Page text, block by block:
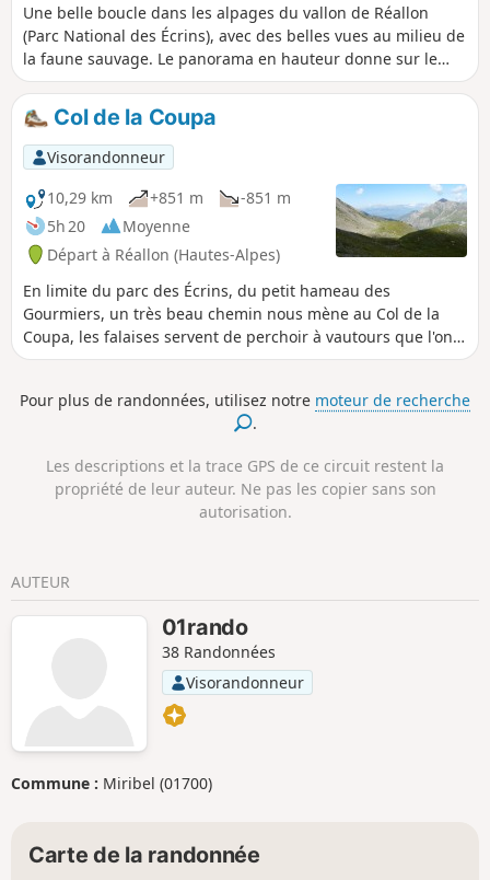
Une belle boucle dans les alpages du vallon de Réallon
(Parc National des Écrins), avec des belles vues au milieu de
la faune sauvage. Le panorama en hauteur donne sur le
Sud des Écrins avec le Mourre Froid, les Aiguilles de
Chabrières. Le dénivelé est assez important sur les deux
premiers kilomètres, puis la montée est un peu plus
régulière. Enfin, la descente est bien plus douce entre les
alpages et la forêt. Il s'agit d'une variante courte de la
boucle, sans aller jusqu'au pic après le Col de la Gardette,
et en "coupant" vers les Tomelles plutôt que de descendre
jusqu'au torrent.
Col de la Coupa
Visorandonneur
10,29 km
+851 m
-851 m
5h 20
Moyenne
Départ à Réallon (Hautes-Alpes)
En limite du parc des Écrins, du petit hameau des
Gourmiers, un très beau chemin nous mène au Col de la
Coupa, les falaises servent de perchoir à vautours que l'on
peut admirer planants sur la magnifique vallée de Réallon.
Pour plus de randonnées, utilisez notre moteur de recherche
.
Les descriptions et la trace GPS de ce circuit restent la
propriété de leur auteur. Ne pas les copier sans son
autorisation.
AUTEUR
01rando
38 Randonnées
Visorandonneur
Commune : Miribel (01700)
Carte de la randonnée